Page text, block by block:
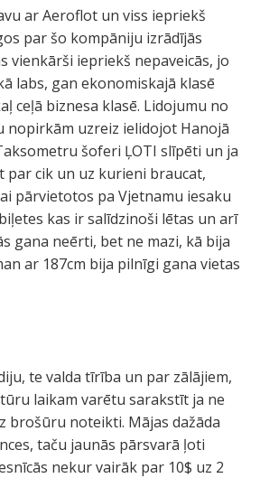
ar Aeroflot un viss iepriekš
par šo kompāniju izrādījās
vienkārši iepriekš nepaveicās, jo
labs, gan ekonomiskajā klasē
ceļā biznesa klasē. Lidojumu no
nopirkām uzreiz ielidojot Hanojā
šoferi ĻOTI slīpēti un ja
cik un uz kurieni braucat,
pārvietotos pa Vjetnamu iesaku
kas ir salīdzinoši lētas un arī
gana neērti, bet ne mazi, kā bija
ar 187cm bija pilnīgi gana vietas
te valda tīrība un par zālājiem,
laikam varētu sarakstīt ja ne
brošūru noteikti. Mājas dažāda
taču jaunās pārsvarā ļoti
nekur vairāk par 10$ uz 2